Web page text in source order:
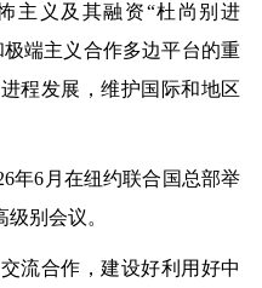
义及其融资“杜尚别进
端主义合作多边平台的重
程发展，维护国际和地区
6月在纽约联合国总部举
别会议。
合作，建设好利用好中